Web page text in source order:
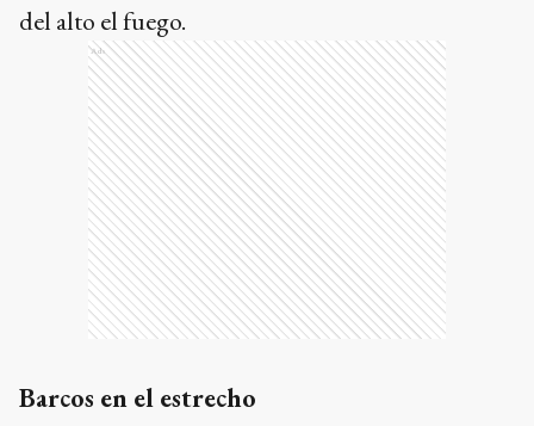
del alto el fuego.
Ads
Barcos en el estrecho